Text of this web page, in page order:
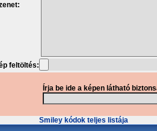
feltöltés:
Írja be ide a képen látható
Smiley kódok teljes listája